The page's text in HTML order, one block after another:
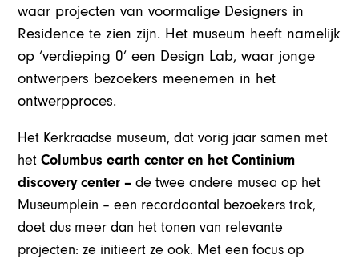
waar projecten van voormalige Designers in
Residence te zien zijn. Het museum heeft namelijk
op ‘verdieping 0’ een Design Lab, waar jonge
ontwerpers bezoekers meenemen in het
ontwerpproces.
Het Kerkraadse museum, dat vorig jaar samen met
hetColumbus earth center en het Continium
discovery center –de twee andere musea op het
Museumplein – een recordaantal bezoekers trok,
doet dus meer dan het tonen van relevante
projecten: ze initieert ze ook. Met een focus op